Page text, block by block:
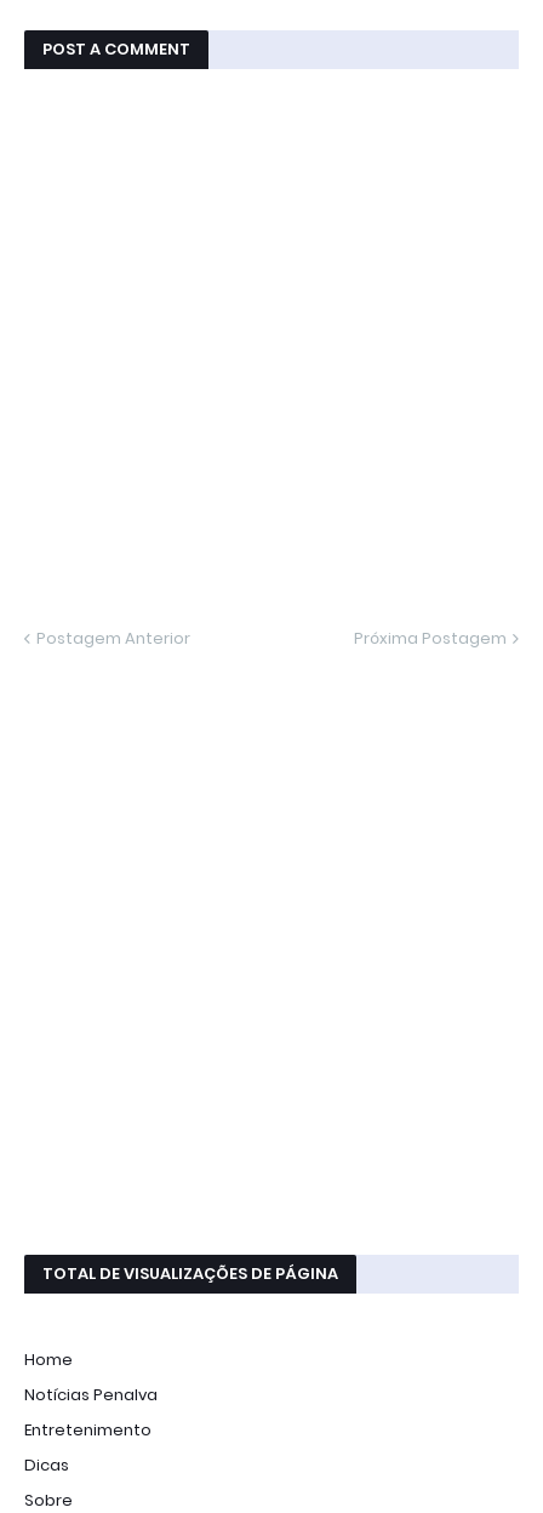
POST A COMMENT
Postagem Anterior Próxima Postagem
TOTAL DE VISUALIZAÇÕES DE PÁGINA
Home
Notícias Penalva
Entretenimento
Dicas
Sobre